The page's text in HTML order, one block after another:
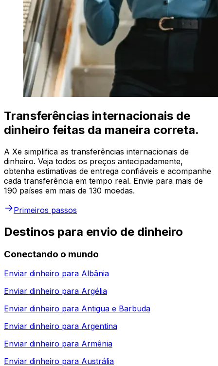
Transferências internacionais de
dinheiro feitas da maneira correta.
A Xe simplifica as transferências internacionais de
dinheiro. Veja todos os preços antecipadamente,
obtenha estimativas de entrega confiáveis e acompanhe
cada transferência em tempo real. Envie para mais de
190 países em mais de 130 moedas.
Primeiros passos
Destinos para envio de dinheiro
Conectando o mundo
Enviar dinheiro para Albânia
Enviar dinheiro para Argélia
Enviar dinheiro para Antigua e Barbuda
Enviar dinheiro para Argentina
Enviar dinheiro para Armênia
Enviar dinheiro para Austrália